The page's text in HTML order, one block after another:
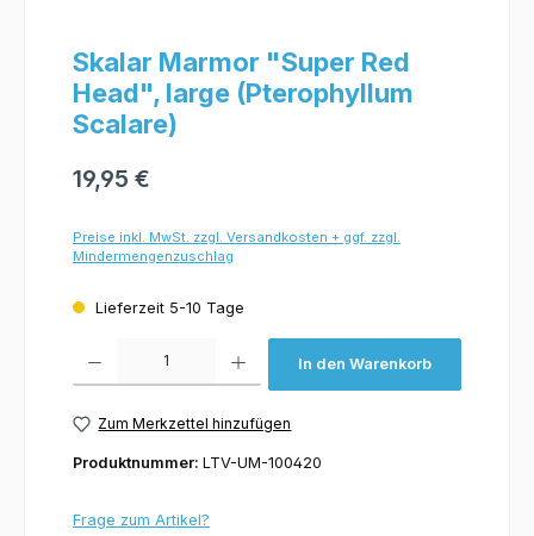
Skalar Marmor "Super Red
Head", large (Pterophyllum
Scalare)
19,95 €
Preise inkl. MwSt. zzgl. Versandkosten + ggf. zzgl.
Mindermengenzuschlag
Lieferzeit 5-10 Tage
In den Warenkorb
Zum Merkzettel hinzufügen
Produktnummer: LTV-UM-100420
Frage zum Artikel?